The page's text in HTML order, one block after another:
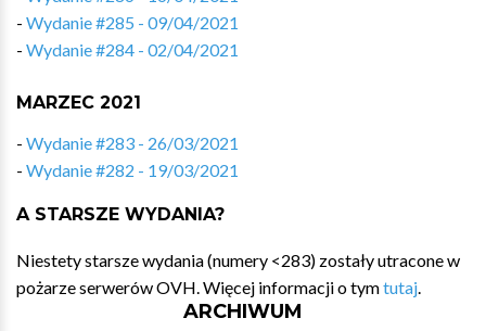
- Wydanie #285 - 09/04/2021
- Wydanie #284 - 02/04/2021
MARZEC 2021
- Wydanie #283 - 26/03/2021
- Wydanie #282 - 19/03/2021
A STARSZE WYDANIA?
Niestety starsze wydania (numery <283) zostały utracone w
pożarze serwerów OVH. Więcej informacji o tymtutaj.
ARCHIWUM